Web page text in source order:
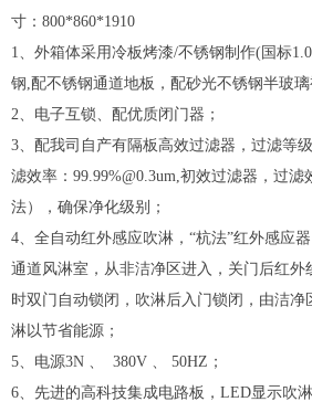
寸：800*860*1910
1、外箱体采用冷板烤漆/不锈钢制作(国标
钢,配不锈钢通道地板，配砂光不锈钢半玻璃
2、电子互锁、配优质闭门器；
3、配我司自产有隔板高效过滤器，过滤等
滤效率：99.99%@0.3um,初效过滤器，过滤
法），确保净化级别；
4、全自动红外感应吹淋，“杭法”红外感应
通道风淋室，从非洁净区进入，关门后红外
时双门自动锁闭，吹淋后入门锁闭，由洁净
淋以节省能源；
5、电源3N 、 380V 、 50HZ；
6、先进的高科技集成电路板，LED显示吹